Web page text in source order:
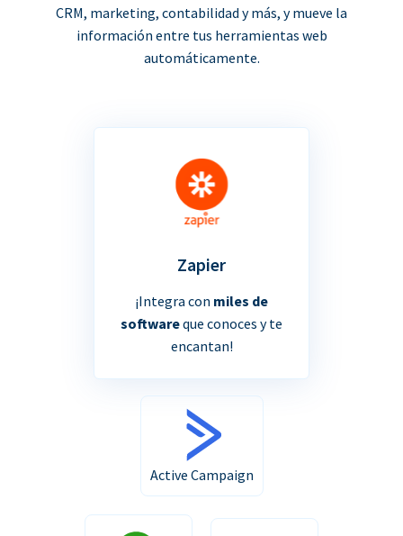
CRM, marketing, contabilidad y más, y mueve la
información entre tus herramientas web
automáticamente.
Zapier
¡Integra con miles de
softwareque conoces y te
encantan!
Active Campaign